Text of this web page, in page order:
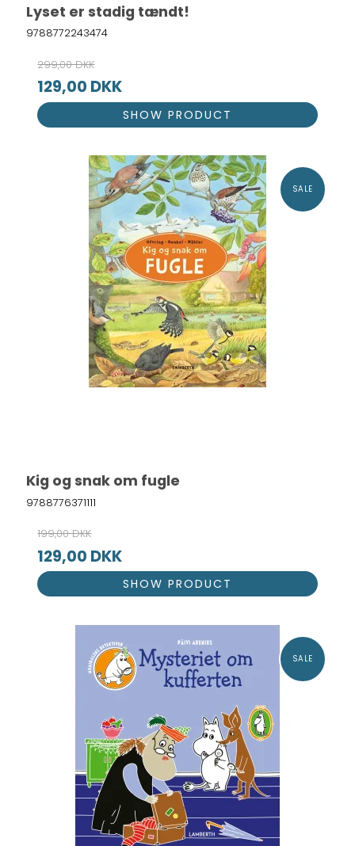
Lyset er stadig tændt!
9788772243474
299,00 DKK
129,00 DKK
SHOW PRODUCT
SALE
Kig og snak om fugle
9788776371111
199,00 DKK
129,00 DKK
SHOW PRODUCT
SALE